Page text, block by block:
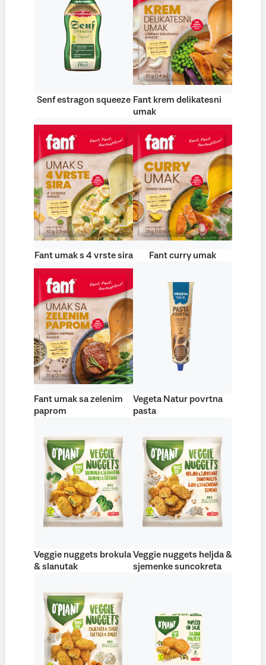
Senf estragon squeeze Fant krem delikatesni
umak
Fant umak s 4 vrste sira Fant curry umak
Fant umak sa zelenim
paprom
Vegeta Natur povrtna
pasta
Veggie nuggets brokula
& slanutak
Veggie nuggets heljda &
sjemenke suncokreta